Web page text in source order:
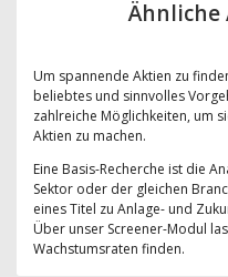
Ähnliche
Um spannende Aktien zu
beliebtes und sinnvolles
zahlreiche Möglichkeiten, um
Aktien zu machen.
Eine Basis-Recherche ist die
Sektor oder der gleichen
eines Titel zu Anlage- und
Über unser Screener-Modul
Wachstumsraten finden.